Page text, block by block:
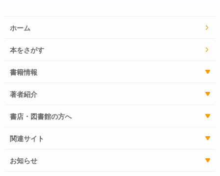
ホーム
本をさがす
書籍情報
著者紹介
書店・図書館の方へ
関連サイト
お知らせ